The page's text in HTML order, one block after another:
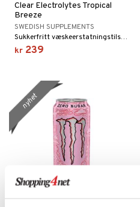
Clear Electrolytes Tropical
Breeze
SWEDISH SUPPLEMENTS
Sukkerfritt væskeerstatningstilskudd med tropisk smak som kombinerer kokosvannpulver med nøye utvalgte mineraler.
kr 239
nyhet